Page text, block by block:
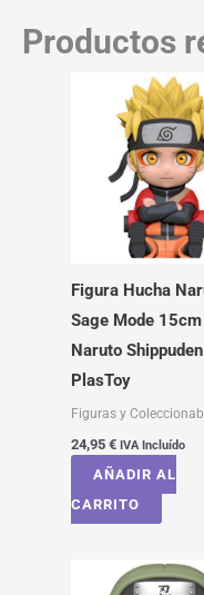
Productos
Figura Hucha
Sage Mode 15cm |
Naruto Shippuden |
PlasToy
Figuras y
24,95 € IVA Incluído
AÑADIR AL
CARRITO